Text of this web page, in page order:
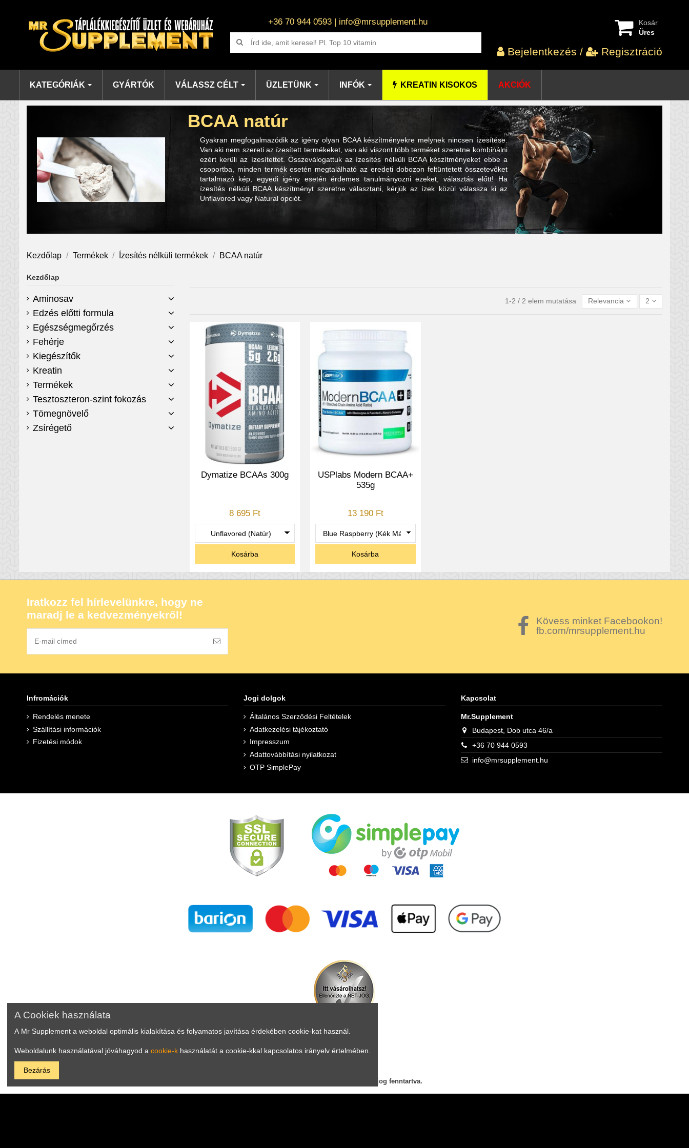
+36 70 944 0593 | info@mrsupplement.hu
Kosár
Üres
Bejelentkezés / Regisztráció
KATEGÓRIÁK GYÁRTÓK VÁLASSZ CÉLT ÜZLETÜNK INFÓK KREATIN KISOKOS AKCIÓK
BCAA natúr
Gyakran megfogalmazódik az igény olyan BCAA készítményekre melynek nincsen ízesítése.
Van aki nem szereti az ízesített termékeket, van aki viszont több terméket szeretne kombinálni
ezért kerüli az ízesítettet. Összeválogattuk az ízesítés nélküli BCAA készítményeket ebbe a
csoportba, minden termék esetén megtalálható az eredeti dobozon feltüntetett összetevőket
tartalmazó kép, egyedi igény esetén érdemes tanulmányozni ezeket, választás előtt! Ha
ízesítés nélküli BCAA készítményt szeretne választani, kérjük az ízek közül válassza ki az
Unflavored vagy Natural opciót.
Kezdőlap Termékek Ízesítés nélküli termékek BCAA natúr
1-2 / 2 elem mutatása Relevancia 2
Dymatize BCAAs 300g
8 695 Ft
Kosárba
USPlabs Modern BCAA+
535g
13 190 Ft
Kosárba
Kezdőlap
Aminosav
Edzés előtti formula
Egészségmegőrzés
Fehérje
Kiegészítők
Kreatin
Termékek
Tesztoszteron-szint fokozás
Tömegnövelő
Zsírégető
Iratkozz fel hírlevelünkre, hogy ne
maradj le a kedvezményekről!
Kövess minket Facebookon!
fb.com/mrsupplement.hu
Infromációk
Rendelés menete
Szállítási információk
Fizetési módok
Jogi dolgok
Általános Szerződési Feltételek
Adatkezelési tájékoztató
Impresszum
Adattovábbítási nyilatkozat
OTP SimplePay
Kapcsolat
Mr.Supplement
Budapest, Dob utca 46/a
+36 70 944 0593
info@mrsupplement.hu
© 2023 mrsupplement.hu, Minden jog fenntartva.
A Cookiek használata
A Mr Supplement a weboldal optimális kialakítása és folyamatos javítása érdekében cookie-kat használ.
Weboldalunk használatával jóváhagyod a cookie-k használatát a cookie-kkal kapcsolatos irányelv értelmében.
Bezárás